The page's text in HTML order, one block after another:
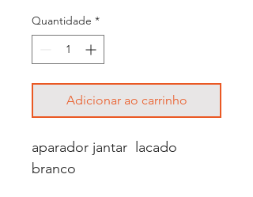
Quantidade *
Adicionar ao carrinho
aparador jantar lacado
branco